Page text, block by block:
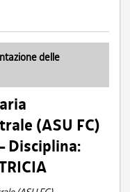
delle
(ASU FC)
Disciplina: